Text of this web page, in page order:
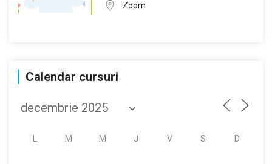
Zoom
Calendar cursuri
M M J V S D